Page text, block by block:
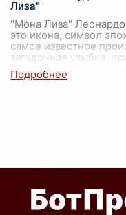
Лиза"
"Мона Лиза"
это икона, символ
самое известное
загадочная улыбка,